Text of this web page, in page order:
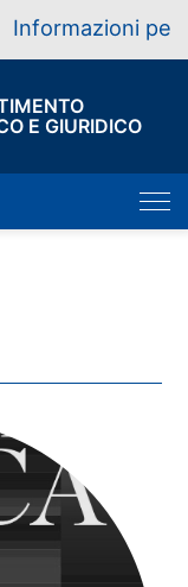
Informazioni per
E GIURIDICO